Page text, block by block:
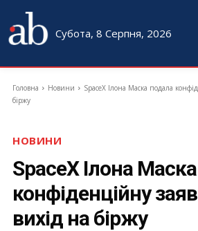
Субота, 8 Серпня, 2026
Головна Новини
SpaceX Ілона Маска подала
біржу
НОВИНИ
SpaceX Ілона
конфіденційну
вихід на біржу